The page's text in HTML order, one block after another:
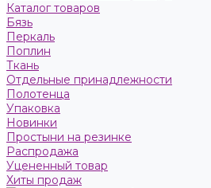
Каталог товаров
Бязь
Пeркaль
Поплин
Ткань
Отдельные принадлежности
Полотенца
Упаковка
Новинки
Простыни на резинке
Распродажа
Уцененный товар
Хиты продаж